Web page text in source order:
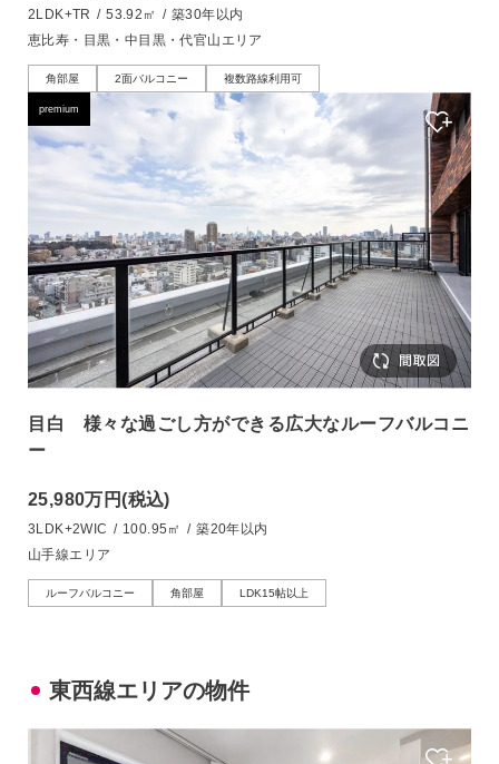
2LDK+TR / 53.92㎡ / 築30年以内
恵比寿・目黒・中目黒・代官山エリア
角部屋 2面バルコニー 複数路線利用可
premium
目白 様々な過ごし方ができる広大なルーフバルコニ
ー
25,980万円(税込)
3LDK+2WIC / 100.95㎡ / 築20年以内
山手線エリア
ルーフバルコニー 角部屋 LDK15帖以上
東西線エリアの物件